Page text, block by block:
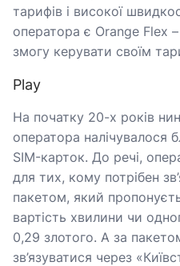
тарифів і високої
оператора є Orange Flex
змогу керувати своїм
Play
На початку 20-х років
оператора налічувалося
SIM-карток. До речі,
для тих, кому потрібен
пакетом, який
вартість хвилини чи
0,29 злотого. А за
зв’язуватися через